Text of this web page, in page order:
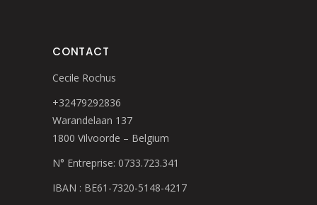
CONTACT
Cecile Rochus
+32479292836
Warandelaan 137
1800 Vilvoorde – Belgium
N° Entreprise: 0733.723.341
IBAN : BE61-7320-5148-4217